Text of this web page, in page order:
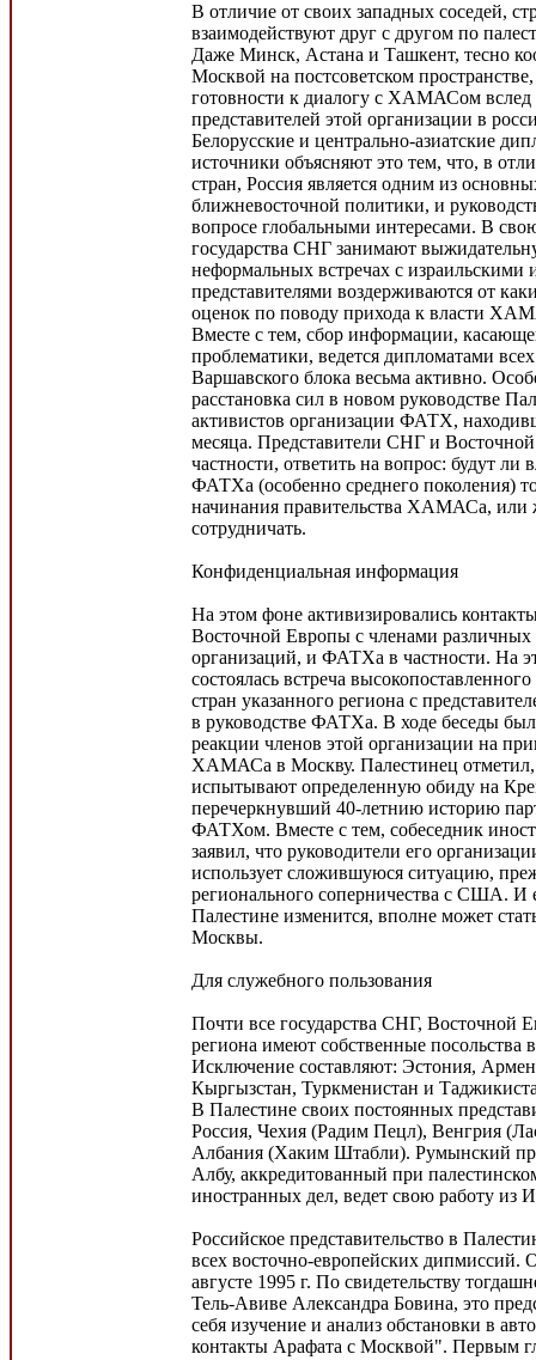
В отличие от своих западных соседей,
взаимодействуют друг с другом по
Даже Минск, Астана и Ташкент, тесно
Москвой на постсоветском
готовности к диалогу с ХАМАСом вслед
представителей этой организации в
Белорусские и центрально-азиатские
источники объясняют это тем, что, в
стран, Россия является одним из
ближневосточной политики, и
вопросе глобальными интересами. В
государства СНГ занимают
неформальных встречах с израильскими
представителями воздерживаются от
оценок по поводу прихода к власти
Вместе с тем, сбор информации,
проблематики, ведется дипломатами
Варшавского блока весьма активно.
расстановка сил в новом руководстве
активистов организации ФАТХ,
месяца. Представители СНГ и
частности, ответить на вопрос: будут ли
ФАТХа (особенно среднего поколения)
начинания правительства ХАМАСа, или
сотрудничать.
Конфиденциальная информация
На этом фоне активизировались
Восточной Европы с членами различных
организаций, и ФАТХа в частности. На
состоялась встреча
стран указанного региона с
в руководстве ФАТХа. В ходе беседы
реакции членов этой организации на
ХАМАСа в Москву. Палестинец отметил,
испытывают определенную обиду на
перечеркнувший 40-летнию историю
ФАТХом. Вместе с тем, собеседник
заявил, что руководители его
использует сложившуюся ситуацию,
регионального соперничества с США. И
Палестине изменится, вполне может
Москвы.
Для служебного пользования
Почти все государства СНГ, Восточной
региона имеют собственные посольства
Исключение составляют: Эстония,
Кыргызстан, Туркменистан и
В Палестине своих постоянных
Россия, Чехия (Радим Пецл), Венгрия
Албания (Хаким Штабли). Румынский
Албу, аккредитованный при
иностранных дел, ведет свою работу из
Российское представительство в
всех восточно-европейских дипмиссий.
августе 1995 г. По свидетельству
Тель-Авиве Александра Бовина, это
себя изучение и анализ обстановки в
контакты Арафата с Москвой". Первым